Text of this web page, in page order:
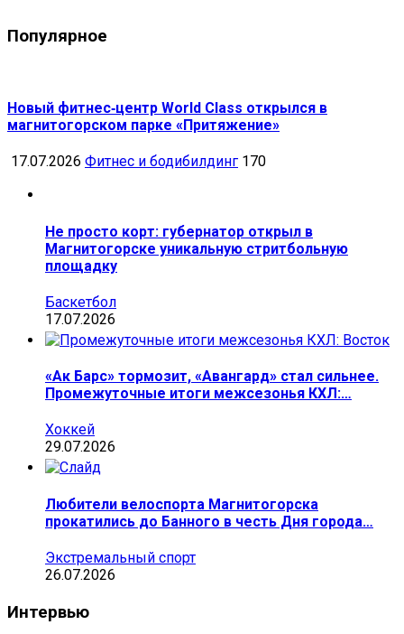
Популярное
Новый фитнес‑центр World Class открылся в
магнитогорском парке «Притяжение»
17.07.2026 Фитнес и бодибилдинг 170
Не просто корт: губернатор открыл в
Магнитогорске уникальную стритбольную
площадку
Баскетбол
17.07.2026
«Ак Барс» тормозит, «Авангард» стал сильнее.
Промежуточные итоги межсезонья КХЛ:…
Хоккей
29.07.2026
Любители велоспорта Магнитогорска
прокатились до Банного в честь Дня города…
Экстремальный спорт
26.07.2026
Интервью